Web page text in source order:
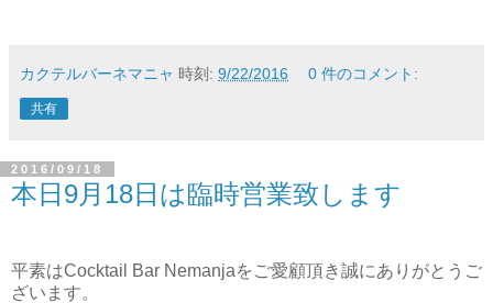
カクテルバーネマニャ 時刻: 9/22/2016 0 件のコメント:
共有
2016/09/18
本日9月18日は臨時営業致します
平素はCocktail Bar Nemanjaをご愛顧頂き誠にありがとうご
ざいます。